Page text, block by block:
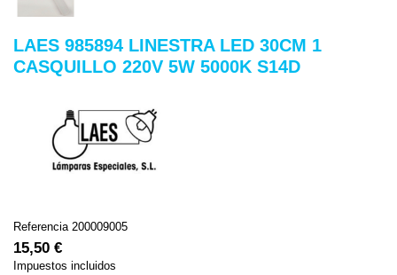
LAES 985894 LINESTRA LED 30CM 1
CASQUILLO 220V 5W 5000K S14D
Referencia 200009005
15,50 €
Impuestos incluidos